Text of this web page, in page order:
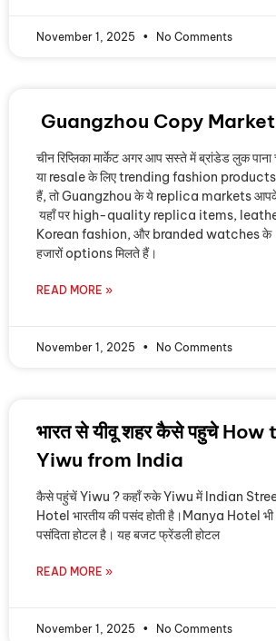
November 1, 2025 No Comments
Guangzhou Copy
चीन रिप्लिका मार्केट अगर आप सस्ते में ब्रांडेड लुक पाना
या resale के लिए trending fashion products
हैं, तो Guangzhou के ये replica markets
यहाँ पर high-quality replica items,
Korean fashion, और branded watches के
हजारों options मिलते हैं।
READ MORE »
November 1, 2025 No Comments
भारत से यीवू शहर कैसे पहुचे
Yiwu from India
कैसे पहुंचें Yiwu ? कहाँ रुके Yiwu में Indian
Hotel भारतीय की पसंद होती है।Manya Hotel भी
पसंदिता होटल है। यह बजट फ्रेंडली होटल
READ MORE »
November 1, 2025 No Comments